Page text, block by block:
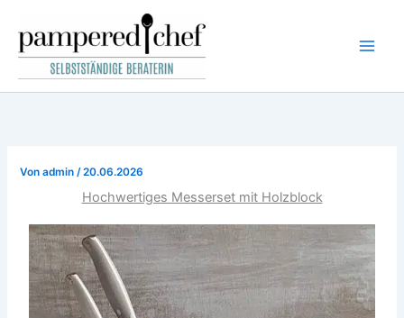
Inhalt
springen
Vonadmin/20.06.2026
Hochwertiges Messerset mit Holzblock